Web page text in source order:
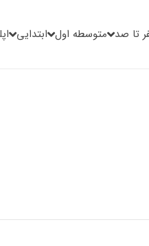
تا صد متوسطه اول ابتدایی